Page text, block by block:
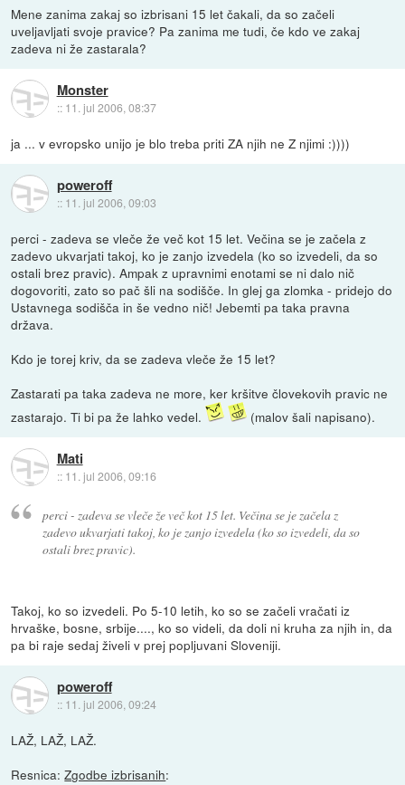
Mene zanima zakaj so izbrisani 15 let čakali, da so začeli
uveljavljati svoje pravice? Pa zanima me tudi, če kdo ve zakaj
zadeva ni že zastarala?
Monster
:: 11. jul 2006, 08:37
ja ... v evropsko unijo je blo treba priti ZA njih ne Z njimi :))))
poweroff
:: 11. jul 2006, 09:03
perci - zadeva se vleče že več kot 15 let. Večina se je začela z
zadevo ukvarjati takoj, ko je zanjo izvedela (ko so izvedeli, da so
ostali brez pravic). Ampak z upravnimi enotami se ni dalo nič
dogovoriti, zato so pač šli na sodišče. In glej ga zlomka - pridejo do
Ustavnega sodišča in še vedno nič! Jebemti pa taka pravna
država.
Kdo je torej kriv, da se zadeva vleče že 15 let?
Zastarati pa taka zadeva ne more, ker kršitve človekovih pravic ne
zastarajo. Ti bi pa že lahko vedel.
(malov šali napisano).
Mati
:: 11. jul 2006, 09:16
perci - zadeva se vleče že več kot 15 let. Večina se je začela z
zadevo ukvarjati takoj, ko je zanjo izvedela (ko so izvedeli, da so
ostali brez pravic).
Takoj, ko so izvedeli. Po 5-10 letih, ko so se začeli vračati iz
hrvaške, bosne, srbije...., ko so videli, da doli ni kruha za njih in, da
pa bi raje sedaj živeli v prej popljuvani Sloveniji.
poweroff
:: 11. jul 2006, 09:24
LAŽ, LAŽ, LAŽ.
Resnica:Zgodbe izbrisanih: